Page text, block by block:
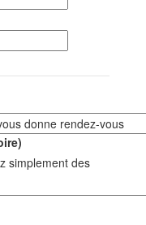
simplement des